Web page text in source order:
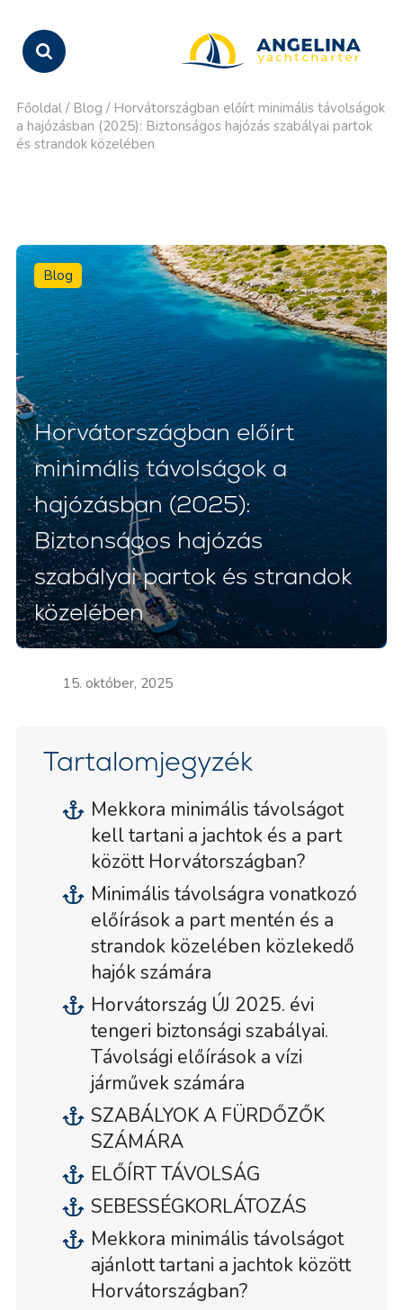
Főoldal / Blog / Horvátországban előírt minimális távolságok
a hajózásban (2025): Biztonságos hajózás szabályai partok
és strandok közelében
Blog
Horvátországban előírt
minimális távolságok a
hajózásban (2025):
Biztonságos hajózás
szabályai partok és strandok
közelében
15. október, 2025
Tartalomjegyzék
Mekkora minimális távolságot
kell tartani a jachtok és a part
között Horvátországban?
Minimális távolságra vonatkozó
előírások a part mentén és a
strandok közelében közlekedő
hajók számára
Horvátország ÚJ 2025. évi
tengeri biztonsági szabályai.
Távolsági előírások a vízi
járművek számára
SZABÁLYOK A FÜRDŐZŐK
SZÁMÁRA
ELŐÍRT TÁVOLSÁG
SEBESSÉGKORLÁTOZÁS
Mekkora minimális távolságot
ajánlott tartani a jachtok között
Horvátországban?